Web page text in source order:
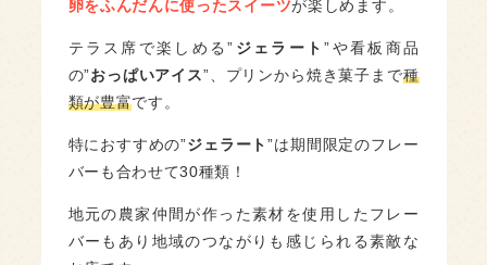
卵をふんだんに使ったスイーツが楽しめます。
テラス席で楽しめる” ジェラート”や看板商品
の”おっぱいアイス”、プリンから焼き菓子まで種
類が豊富です。
特におすすめの”ジェラート”は期間限定のフレー
バーも合わせて30種類！
地元の農家仲間が作った素材を使用したフレー
バーもあり地域のつながりも感じられる素敵な